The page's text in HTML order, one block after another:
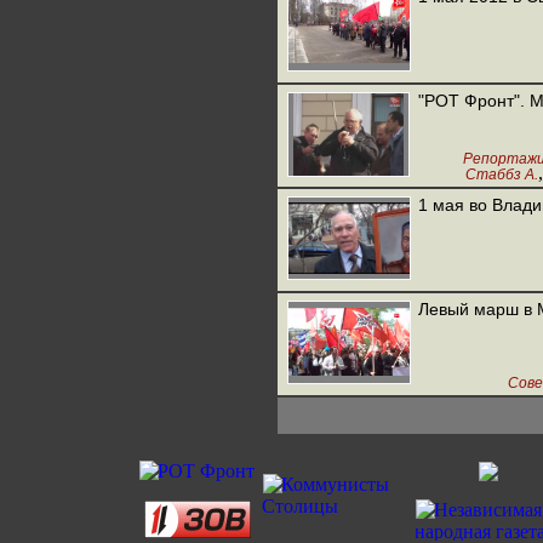
"РОТ Фронт".
Стаббз А.
1 мая во
Левый марш в